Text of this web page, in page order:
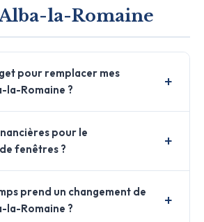
la-Romaine
pour remplacer mes
la-Romaine ?
pour le
fenêtres ?
prend un changement de
la-Romaine ?